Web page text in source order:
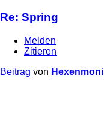
Re: Spring
Melden
Zitieren
Beitrag von Hexenmoni